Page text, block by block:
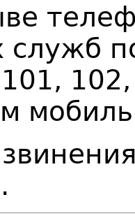
служб